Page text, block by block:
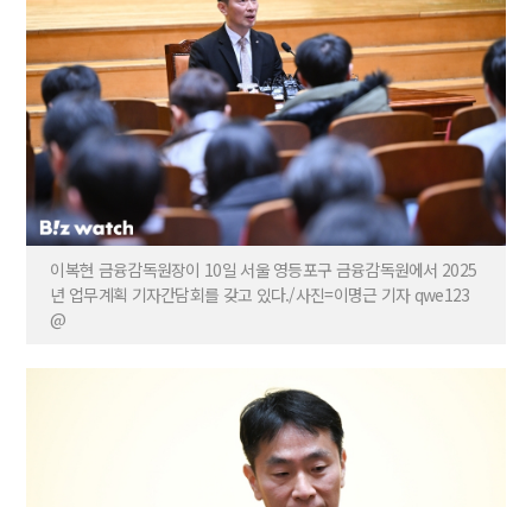
이복현 금융감독원장이 10일 서울 영등포구 금융감독원에서 2025
년 업무계획 기자간담회를 갖고 있다./사진=이명근 기자 qwe123
@